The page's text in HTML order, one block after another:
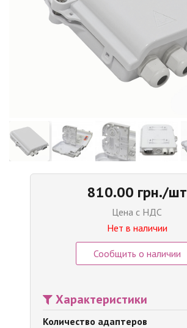
810.00 грн./шт
Цена с НДС
Нет в наличии
Сообщить о наличии
Характеристики
Количество адаптеров